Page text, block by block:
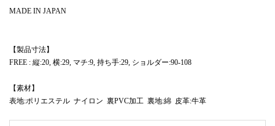
MADE IN JAPAN
【製品寸法】
FREE : 縦:20, 横:29, マチ:9, 持ち手:29, ショルダー:90-108
【素材】
表地:ポリエステル ナイロン 裏PVC加工 裏地:綿 皮革:牛革